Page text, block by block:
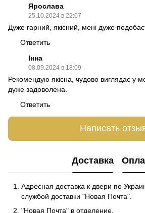
Ярослава
25.10.2024 в 22:07
Дуже гарний, якісний, мені дуже
Ответить
Інна
08.09.2024 в 18:09
Рекомендую якісна, чудово виглядає у
дуже задоволена.
Ответить
Написать
Доставка
Адресная доставка к двери по
службой доставки "Новая Почта".
"Новая Почта" в отделение.